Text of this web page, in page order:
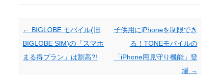
Post navigation
← BIGLOBE モバイル(旧
BIGLOBE SIM)の「スマホ
まる得プラン」は割高?!
子供用にiPhoneを制限でき
る！TONEモバイルの
「iPhone用見守り機能」登
場 →